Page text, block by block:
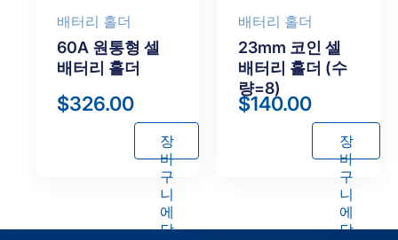
배터리 홀더
60A 원통형 셀
배터리 홀더
$326.00
장
바
구
니
에
담
배터리 홀더
23mm 코인 셀
배터리 홀더 (수
량=8)
$140.00
장
바
구
니
에
담